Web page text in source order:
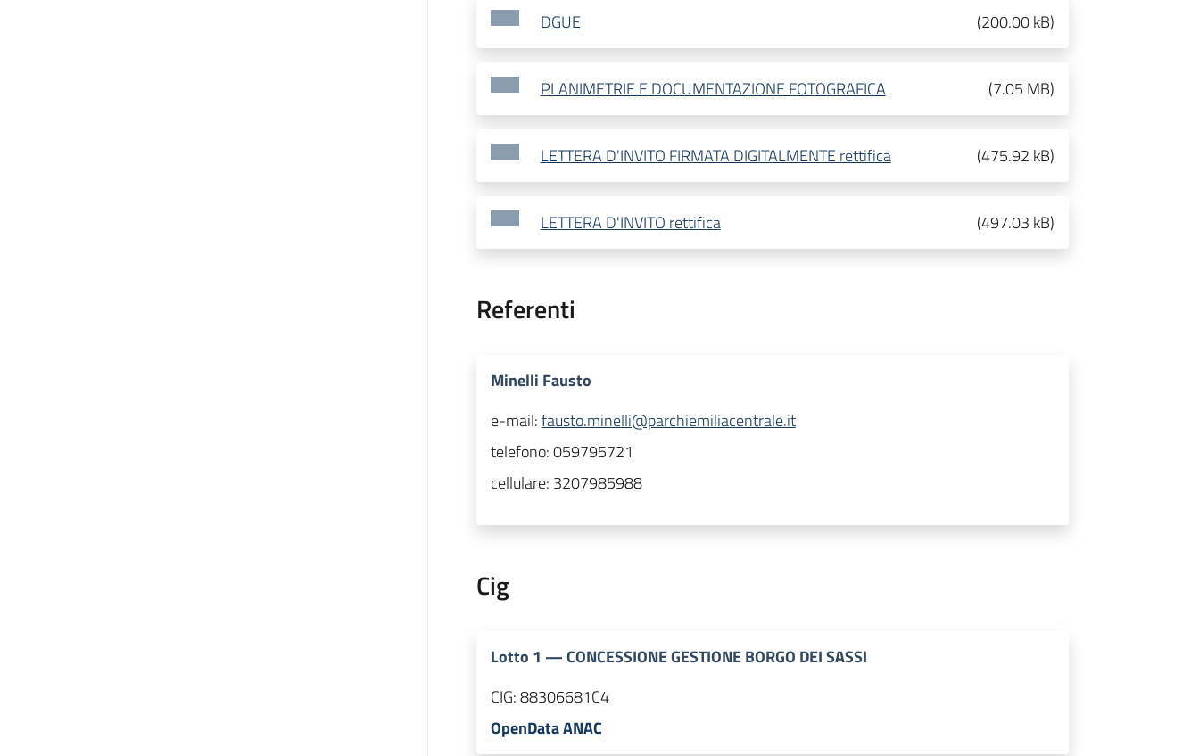
DGUE (200.00 kB)
PLANIMETRIE E DOCUMENTAZIONE FOTOGRAFICA (7.05 MB)
LETTERA D'INVITO FIRMATA DIGITALMENTE rettifica (475.92 kB)
LETTERA D'INVITO rettifica (497.03 kB)
Referenti
Minelli Fausto
e-mail:fausto.minelli@parchiemiliacentrale.it
telefono:059795721
cellulare: 3207985988
Cig
Lotto 1 —CONCESSIONE GESTIONE BORGO DEI SASSI
CIG:88306681C4
OpenData ANAC